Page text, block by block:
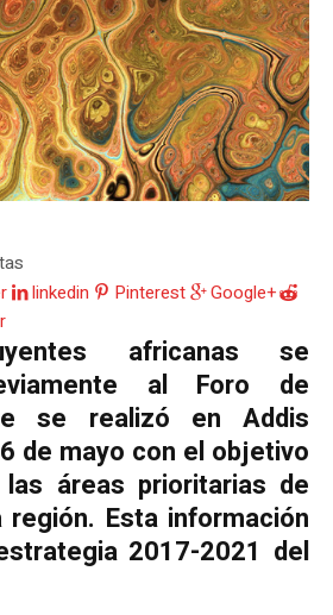
linkedin Pinterest
Google+
africanas se
al Foro de
se realizó en Addis
de mayo con el objetivo
áreas prioritarias de
Esta información
2017-2021 del